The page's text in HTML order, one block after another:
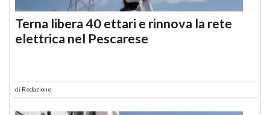
Terna libera 40 ettari e rinnova la rete
elettrica nel Pescarese
di Redazione